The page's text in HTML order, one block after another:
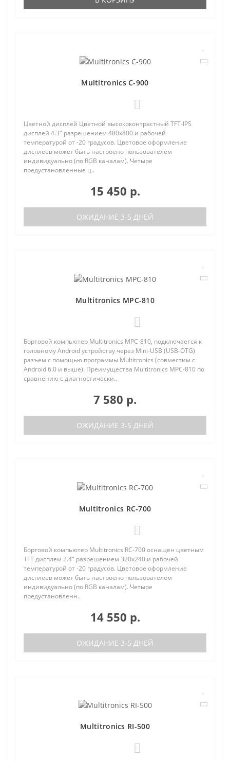
Multitronics C-900
Цветной дисплей Цветной высококонтрастный TFT-IPS
дисплей 4.3" разрешением 480х800 и рабочей
температурой от -20 градусов. Цветовое оформление
дисплеев может быть настроено пользователем
индивидуально (по RGB каналам). Четыре
предустановленные ц..
15 450 р.
ОЖИДАНИЕ 3-5 ДНЕЙ
Multitronics MPC-810
Бортовой компьютер Multitronics MPC-810, подключается к
головному Android устройству через Mini-USB (USB-OTG)
разъем с помощью программы Multitronics (совместим с
Android 6.0 и выше). Преимущества Multitronics MPC-810 по
сравнению с диагностически..
7 580 р.
ОЖИДАНИЕ 3-5 ДНЕЙ
Multitronics RC-700
Бортовой компьютер Multitronics RC-700 оснащен цветным
TFT дисплем 2.4" разрешением 320х240 и рабочей
температурой от -20 градусов. Цветовое оформление
дисплеев может быть настроено пользователем
индивидуально (по RGB каналам). Четыре
предустановленн..
14 550 р.
ОЖИДАНИЕ 3-5 ДНЕЙ
Multitronics RI-500